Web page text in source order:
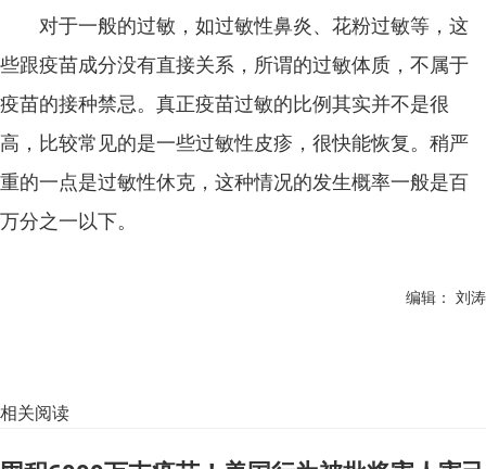
对于一般的过敏，如过敏性鼻炎、花粉过敏等，这
些跟疫苗成分没有直接关系，所谓的过敏体质，不属于
疫苗的接种禁忌。真正疫苗过敏的比例其实并不是很
高，比较常见的是一些过敏性皮疹，很快能恢复。稍严
重的一点是过敏性休克，这种情况的发生概率一般是百
万分之一以下。
编辑： 刘涛
相关阅读